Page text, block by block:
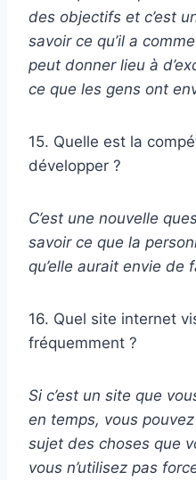
des objectifs et c’est
savoir ce qu’il a
peut donner lieu à
ce que les gens ont
15. Quelle est la
développer ?
C’est une nouvelle
savoir ce que la
qu’elle aurait envie de
16. Quel site internet
fréquemment ?
Si c’est un site que
en temps, vous
sujet des choses que
vous n’utilisez pas